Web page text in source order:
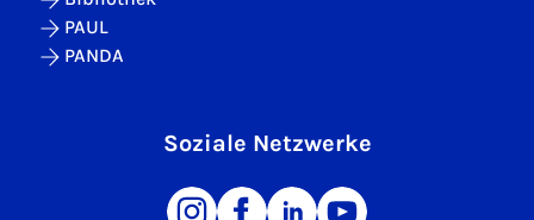
PAUL
PANDA
Soziale Netzwerke